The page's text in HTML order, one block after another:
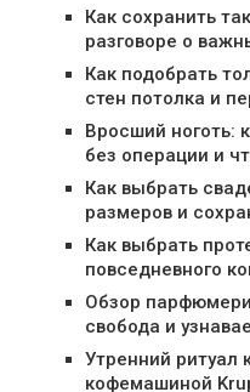
Как сохранить
разговоре о
Как подобрать
стен потолка и
Вросший ноготь:
без операции и
Как выбрать
размеров и
Как выбрать
повседневного
Обзор
свобода и
Утренний ритуал
кофемашиной